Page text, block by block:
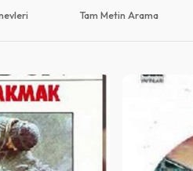
Tam Metin Arama